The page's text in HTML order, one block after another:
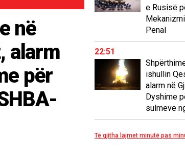
në
alarm
për
KOSOVË&RAJON
EMRAT/
humbin
kthimit për
e Rusisë
Penal
22:51
ishullin
alarm në
Dyshime
sulmeve
Të gjitha lajmet minutë pas